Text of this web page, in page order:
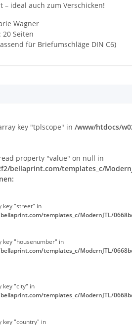
– ideal auch zum Verschicken!
Wagner
20 Seiten
für Briefumschläge DIN C6)
key "tplscope" in /www/htdocs/
property "value" on null in
bellaprint.com/templates_c/
key "street" in
templates_c/ModernJTL/
key "housenumber" in
templates_c/ModernJTL/
key "city" in
templates_c/ModernJTL/
key "country" in